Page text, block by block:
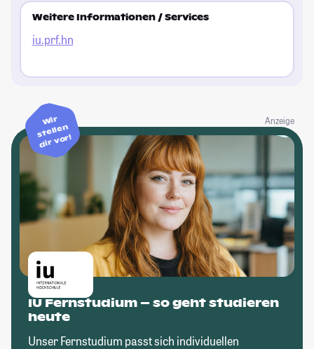
Weitere Informationen / Services
iu.prf.hn
Anzeige
Wir
stellen
dir vor!
IU Fernstudium – so geht studieren
heute
Unser Fernstudium passt sich individuellen